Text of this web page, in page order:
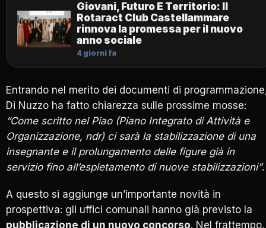
Giovani, Futuro E Territorio: Il
Rotaract Club Castellammare
rinnova la promessa per il nuovo
anno sociale
4 giorni fa
Entrando nel merito dei documenti di
Di Nuzzo ha fatto chiarezza sulle prossime mosse:
“Come scritto nel Piao (Piano Integrato di Attività e
Organizzazione, ndr) ci sarà la stabilizzazione di una
insegnante e il prolungamento delle figure già in
servizio fino all’espletamento di nuove stabilizzazioni”.
A questo si aggiunge un’importante novità in
prospettiva: gli uffici comunali hanno già previsto la
pubblicazione di un nuovo concorso. Nel frattempo,